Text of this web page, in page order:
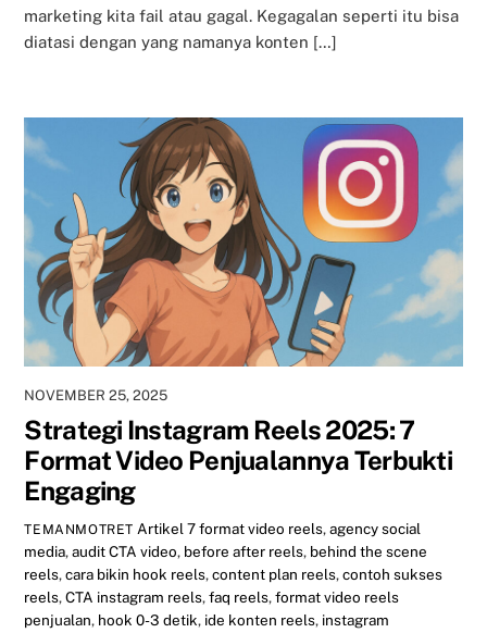
marketing kita fail atau gagal. Kegagalan seperti itu bisa
diatasi dengan yang namanya konten […]
NOVEMBER 25, 2025
Strategi Instagram Reels 2025: 7
Format Video Penjualannya Terbukti
Engaging
TEMANMOTRET Artikel 7 format video reels,agency social
media,audit CTA video, before after reels, behind the scene
reels,cara bikin hook reels,content plan reels,contoh sukses
reels,CTA instagram reels,faq reels,format video reels
penjualan, hook 0-3 detik, ide konten reels, instagram